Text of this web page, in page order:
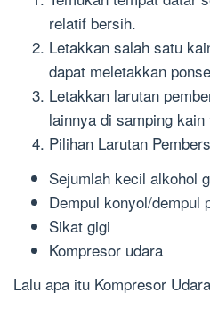
relatif bersih.
Letakkan salah satu
dapat meletakkan
Letakkan larutan
lainnya di samping kain
Pilihan Larutan
Sejumlah kecil alkohol
Dempul konyol/dempul
Sikat gigi
Kompresor udara
Lalu apa itu Kompresor